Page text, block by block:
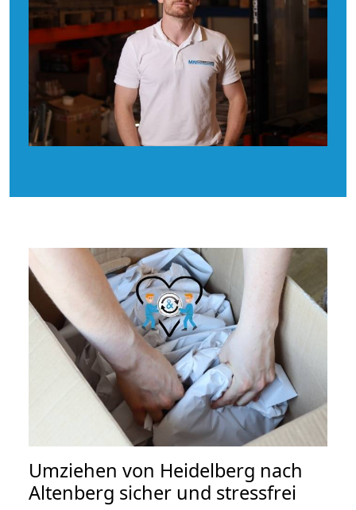
Umziehen von Heidelberg nach
Altenberg sicher und stressfrei